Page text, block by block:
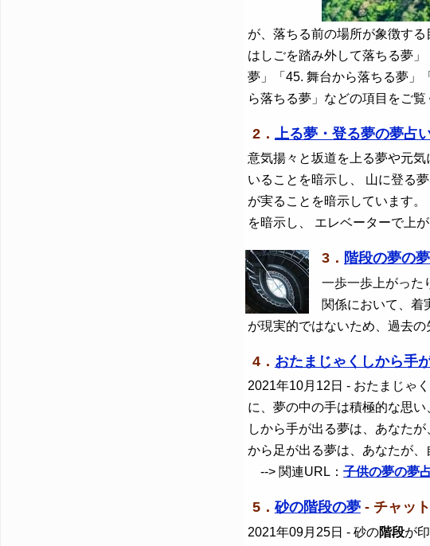
が、落ちる前の場所が象徴す
はしごを踏み外して落ちる夢
夢」「45. 舞台から落ちる夢」
ら落ちる夢」などの項目をご覧
2． 上る夢・登る夢の夢占
意気揚々と坂道を上る夢や元
いることを暗示し、 山に登る
が実ることを暗示しています。
を暗示し、 エレベーターで上
3． 階段の夢の
一歩一歩上がった
関係において、着
が現実的ではないため、過去の
4． おたまじゃくしから手
2021年10月12日 - おたまじゃ
に、夢の中の手は積極的な思
しから手が出る夢は、あなた
から足が出る夢は、あなたが
--> 関連URL：子供の夢の夢
5．砂の階段の夢- チャット
2021年09月25日 - 砂の階段が